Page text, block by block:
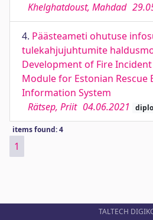
Khelghatdoust, Mahdad
4. Päästeameti ohutuse
tulekahjujuhtumite
Development of Fire
Module for Estonian Rescue
Information System
Rätsep, Priit 04.06.2021
items found: 4
1
TALTECH